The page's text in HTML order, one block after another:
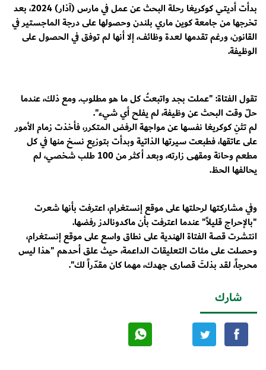
بدأت أديتي كوكريغا رحلة البحث عن عمل في مارس (آذار) 2024، بعد
تخرجها من جامعة كوين ماري بلندن وحصولها على درجة الماجستير في
القانون، ورغم تقدمها لعدة وظائف، إلا أنها لم توفق في الحصول على
الوظيفة.
تقول الفتاة: "عملت بجد واتبعتُ كل ما هو مطلوب. ومع ذلك، عندما
حلّ وقت البحث عن وظيفة، لم يفلح أي شيء".
لم تثنِ كوكريغا نفسها عن مواجهة الرفض المتكرر، فأخذت زمام الأمور
على عاتقها، فطبعت سيرتها الذاتية وبدأت بتوزيع نسخ منها في كل
مطعم وحانة ومقهى زارته، وبعد أكثر من 100 طلب شخصي، لم
يحالفها الحظ.
وفي مشاركتها لرحلتها على موقع إنستغرام، اعترفت بأنها شعرت
"بالإحراج قليلاً" عندما اعترفت بأن ماكدونالدز رفضها.
انتشرت قصة الفتاة الهندية على نطاق واسع على موقع إنستغرام،
وحصلت على مئات التعليقات الداعمة، حيث علق أحدهم "هذا ليس
محرجاً، لقد بذلتَ قصارى جهدك، مهما كان مقدّراً لك".
شارك